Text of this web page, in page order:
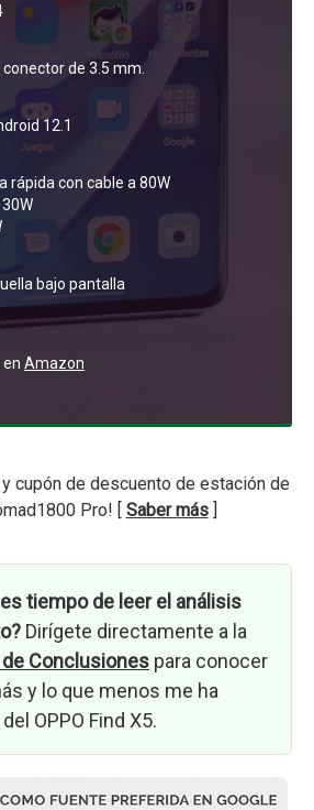
de 3.5 mm.
12.1
rápida con cable a 80W
bajo pantalla
Amazon
y cupón de descuento de estación de
Pro! [ Saber más]
tiempo de leer el análisis
Dirígete directamente a la
Conclusiones para conocer
y lo que menos me ha
OPPO Find X5.